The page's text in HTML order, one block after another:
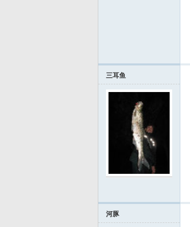
三耳鱼
河豚